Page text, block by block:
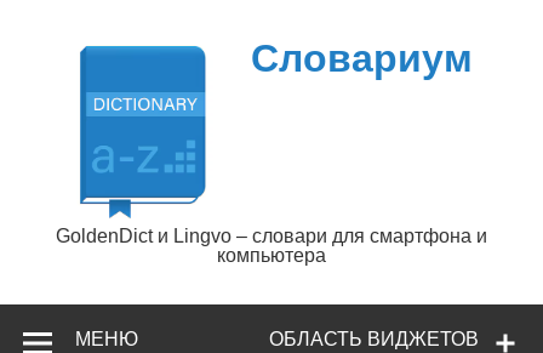
содержимому
Словариум
GoldenDict и Lingvo – словари для смартфона и
компьютера
ОБЛАСТЬ ВИДЖЕТОВ
МЕНЮ